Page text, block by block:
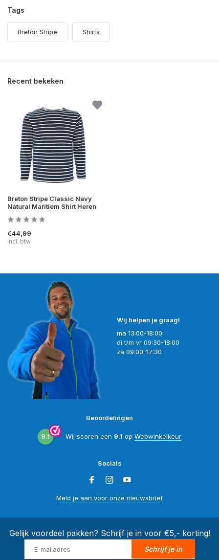
Tags
Breton Stripe Shirts
Recent bekeken
Breton Stripe Classic Navy
Natural Maritiem Shirt Heren
€44,99
Incl. btw
Wij helpen je graag!
ma 13:00-18:00
di t/m vr 09:30-18:00
za 09:00-17:30
Beoordelingen
9.1 Wij scoren een 9.1 op Webwinkelkeur
Socials
Meld je aan voor onze nieuwsbrief
Gelijk voordeel pakken? Schrijf je in voor €5,- korting!
Schrijf je in